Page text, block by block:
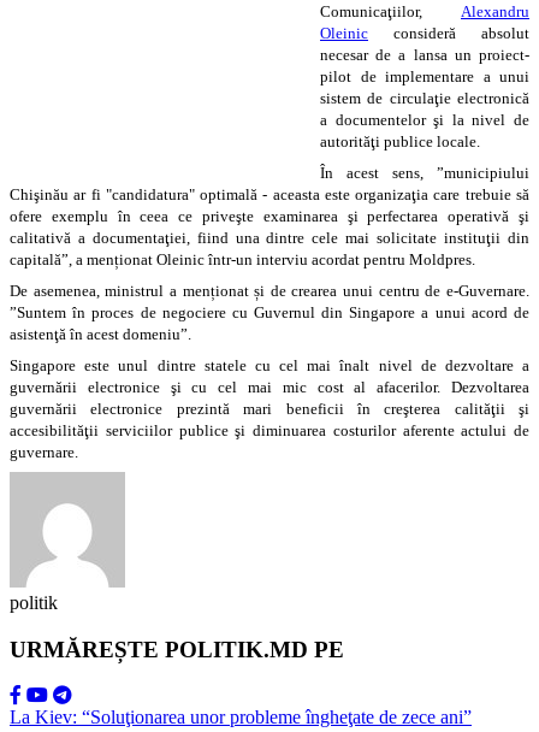
Comunicaţiilor, Alexandru
Oleinic consideră absolut
necesar de a lansa un proiect-
pilot de implementare a unui
sistem de circulaţie electronică
a documentelor şi la nivel de
autorităţi publice locale.
În acest sens, ”municipiului
Chişinău ar fi "candidatura" optimală - aceasta este organizaţia care trebuie să
ofere exemplu în ceea ce priveşte examinarea şi perfectarea operativă şi
calitativă a documentaţiei, fiind una dintre cele mai solicitate instituţii din
capitală”, a menționat Oleinic într-un interviu acordat pentru Moldpres.
De asemenea, ministrul a menționat și de crearea unui centru de e-Guvernare.
”Suntem în proces de negociere cu Guvernul din Singapore a unui acord de
asistenţă în acest domeniu”.
Singapore este unul dintre statele cu cel mai înalt nivel de dezvoltare a
guvernării electronice şi cu cel mai mic cost al afacerilor. Dezvoltarea
guvernării electronice prezintă mari beneficii în creşterea calităţii şi
accesibilităţii serviciilor publice şi diminuarea costurilor aferente actului de
guvernare.
politik
URMĂREȘTE POLITIK.MD PE
La Kiev: “Soluţionarea unor probleme îngheţate de zece ani”